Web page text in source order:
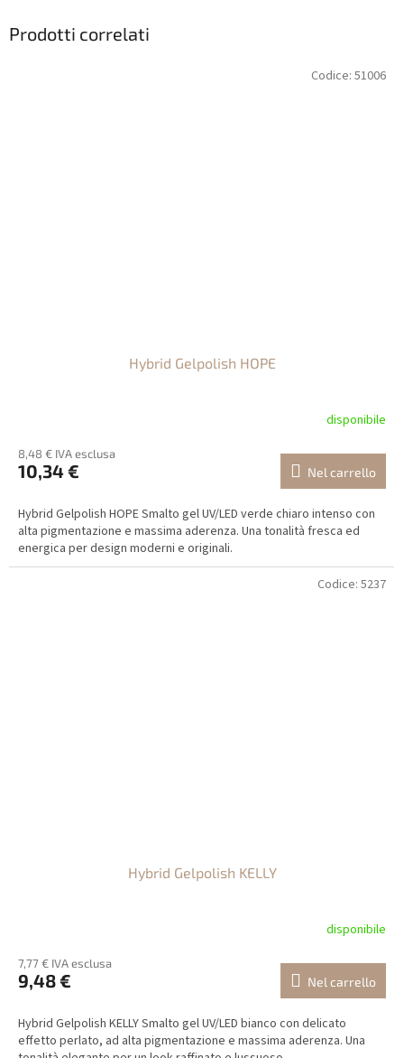
Prodotti correlati
Hybrid Gelpolish HOPE
disponibile
8,48 € IVA esclusa
10,34 € Nel carrello
Hybrid Gelpolish HOPE Smalto gel UV/LED verde chiaro intenso con
alta pigmentazione e massima aderenza. Una tonalità fresca ed
energica per design moderni e originali.
Codice: 51006
Hybrid Gelpolish KELLY
disponibile
7,77 € IVA esclusa
9,48 € Nel carrello
Hybrid Gelpolish KELLY Smalto gel UV/LED bianco con delicato
effetto perlato, ad alta pigmentazione e massima aderenza. Una
Codice: 5237